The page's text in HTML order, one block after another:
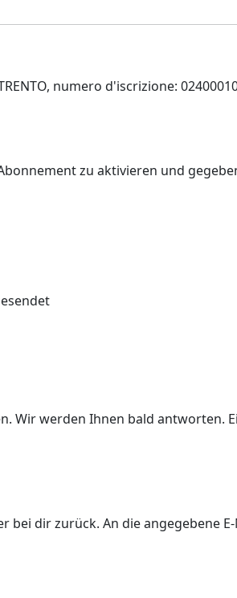
numero d'iscrizione:
zu aktivieren und
Wir werden Ihnen bald antworten.
dir zurück. An die angegebene